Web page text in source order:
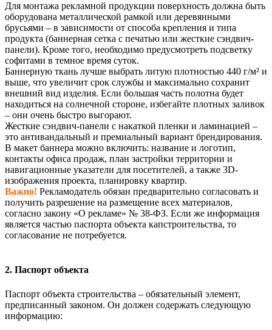
Для монтажа рекламной продукции поверхность должна быть
оборудована металлической рамкой или деревянными
брусьями – в зависимости от способа крепления и типа
продукта (баннерная сетка с печатью или жесткие сэндвич-
панели). Кроме того, необходимо предусмотреть подсветку
софитами в темное время суток.
Баннерную ткань лучше выбрать литую плотностью 440 г/м² и
выше, что увеличит срок службы и максимально сохранит
внешний вид изделия. Если большая часть полотна будет
находиться на солнечной стороне, избегайте плотных заливок
– они очень быстро выгорают.
Жесткие сэндвич-панели с накаткой пленки и ламинацией –
это антивандальный и премиальный вариант брендирования.
В макет баннера можно включить: название и логотип,
контакты офиса продаж, план застройки территории и
навигационные указатели для посетителей, а также 3D-
изображения проекта, планировку квартир.
Важно! Рекламодатель обязан предварительно согласовать и
получить разрешение на размещение всех материалов,
согласно закону «О рекламе» № 38-ФЗ. Если же информация
является частью паспорта объекта капстроительства, то
согласование не потребуется.
2. Паспорт объекта
Паспорт объекта строительства – обязательный элемент,
предписанный законом. Он должен содержать следующую
информацию: